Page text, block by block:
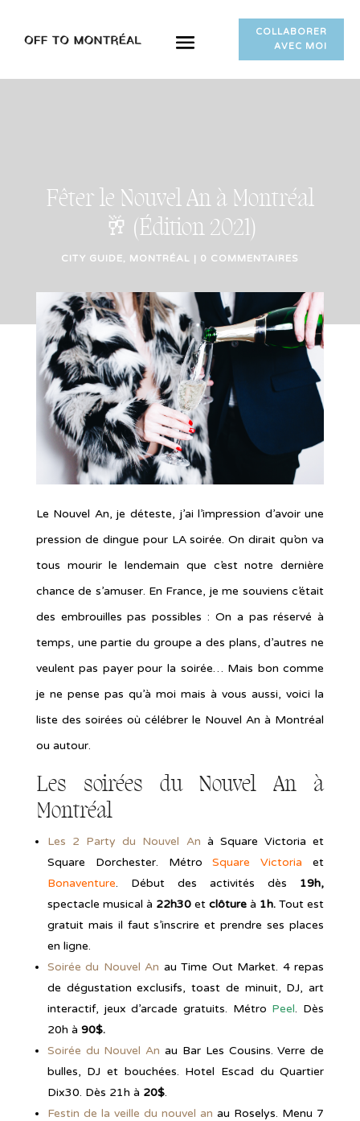
COLLABORER
AVEC MOI
Fêter le Nouvel An à Montréal
🥂 (Édition 2021)
CITY GUIDE, MONTRÉAL | 0 COMMENTAIRES
Le Nouvel An, je déteste, j’ai l’impression d’avoir une
pression de dingue pour LA soirée. On dirait qu’on va
tous mourir le lendemain que c’est notre dernière
chance de s’amuser. En France, je me souviens c’était
des embrouilles pas possibles : On a pas réservé à
temps, une partie du groupe a des plans, d’autres ne
veulent pas payer pour la soirée… Mais bon comme
je ne pense pas qu’à moi mais à vous aussi, voici la
liste des soirées où célébrer le Nouvel An à Montréal
ou autour.
Les soirées du Nouvel An à
Montréal
Les 2 Party du Nouvel An à Square Victoria et
Square Dorchester. MétroSquare Victoria et
Bonaventure. Début des activités dès 19h,
spectacle musical à 22h30 etclôture à 1h. Tout est
gratuit mais il faut s’inscrire et prendre ses places
en ligne.
Soirée du Nouvel An au Time Out Market. 4 repas
de dégustation exclusifs, toast de minuit, DJ, art
interactif, jeux d’arcade gratuits. Métro Peel. Dès
20h à 90$.
Soirée du Nouvel An au Bar Les Cousins. Verre de
bulles, DJ et bouchées. Hotel Escad du Quartier
Dix30. Dès 21h à 20$.
Festin de la veille du nouvel an au Roselys. Menu 7